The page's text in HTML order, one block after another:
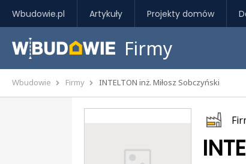
Wbudowie.pl Artykuły Projekty domów
Firmy
Wbudowie Firmy INTELTON inż. Miłosz Sobczyński